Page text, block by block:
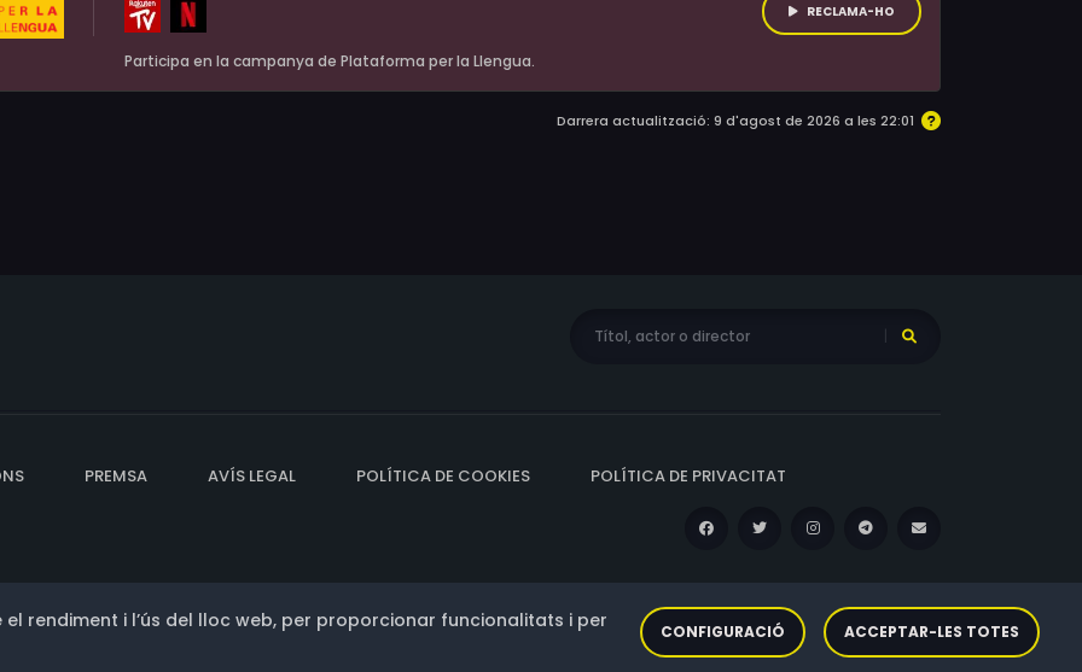
Participa en la campanya de Plataforma per la Llengua.
RECLAMA-HO
Darrera actualització: 9 d'agost de 2026 a les 22:01
PREMSA AVÍS LEGAL POLÍTICA DE COOKIES POLÍTICA DE PRIVACITAT
rendiment i l’ús del lloc web, per proporcionar funcionalitats i per
CONFIGURACIÓ ACCEPTAR-LES TOTES